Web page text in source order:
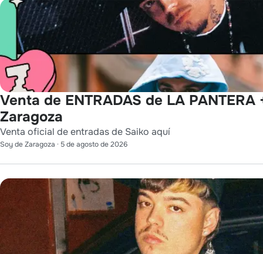
Venta de ENTRADAS de LA PANTERA
Zaragoza
Venta oficial de entradas de Saiko aquí
Soy de Zaragoza · 5 de agosto de 2026